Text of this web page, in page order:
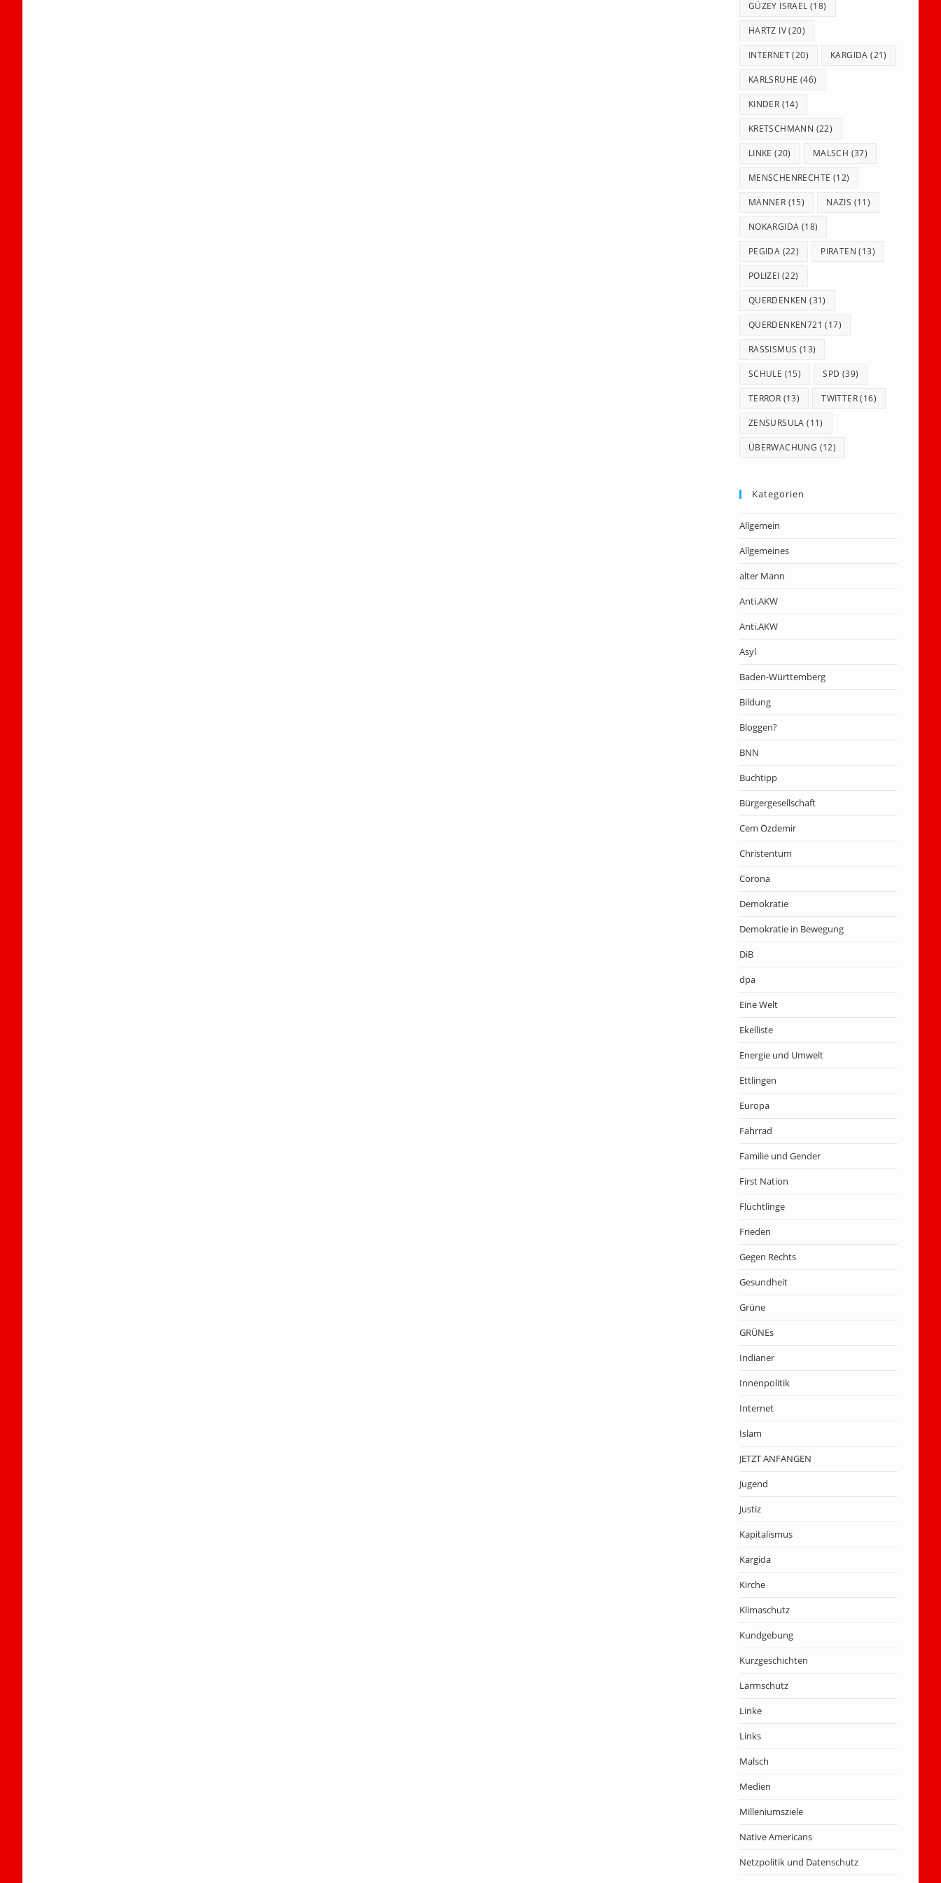
GÜZEY ISRAEL (18)
HARTZ IV(20)
INTERNET(20) KARGIDA (21)
KARLSRUHE (46)
KINDER (14)
KRETSCHMANN (22)
LINKE (20) MALSCH (37)
MENSCHENRECHTE (12)
MÄNNER (15) NAZIS (11)
NOKARGIDA (18)
PEGIDA (22) PIRATEN (13)
POLIZEI (22)
QUERDENKEN (31)
QUERDENKEN721 (17)
RASSISMUS (13)
SCHULE (15) SPD (39)
TERROR (13) TWITTER(16)
ZENSURSULA (11)
ÜBERWACHUNG (12)
Kategorien
Allgemein
Allgemeines
alter Mann
Anti.AKW
Anti.AKW
Asyl
Baden-Württemberg
Bildung
Bloggen?
BNN
Buchtipp
Bürgergesellschaft
Cem Özdemir
Christentum
Corona
Demokratie
Demokratie in Bewegung
DiB
dpa
Eine Welt
Ekelliste
Energie und Umwelt
Ettlingen
Europa
Fahrrad
Familie und Gender
First Nation
Flüchtlinge
Frieden
Gegen Rechts
Gesundheit
Grüne
GRÜNEs
Indianer
Innenpolitik
Internet
Islam
JETZT ANFANGEN
Jugend
Justiz
Kapitalismus
Kargida
Kirche
Klimaschutz
Kundgebung
Kurzgeschichten
Lärmschutz
Linke
Links
Malsch
Medien
Milleniumsziele
Native Americans
Netzpolitik und Datenschutz